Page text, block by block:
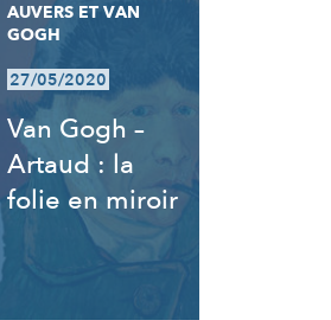
AUVERS ET VAN
GOGH
27/05/2020
Van Gogh –
Artaud : la
folie en miroir